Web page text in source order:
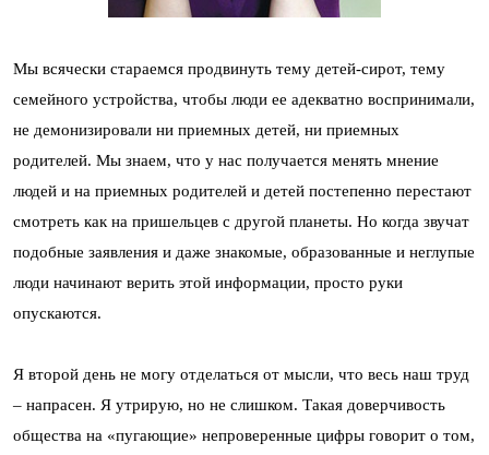
Мы всячески стараемся продвинуть тему детей-сирот, тему
семейного устройства, чтобы люди ее адекватно воспринимали,
не демонизировали ни приемных детей, ни приемных
родителей. Мы знаем, что у нас получается менять мнение
людей и на приемных родителей и детей постепенно перестают
смотреть как на пришельцев с другой планеты. Но когда звучат
подобные заявления и даже знакомые, образованные и неглупые
люди начинают верить этой информации, просто руки
опускаются.
Я второй день не могу отделаться от мысли, что весь наш труд
– напрасен. Я утрирую, но не слишком. Такая доверчивость
общества на «пугающие» непроверенные цифры говорит о том,